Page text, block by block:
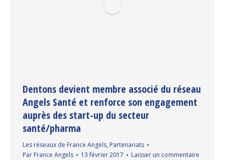
Dentons devient membre associé du réseau
Angels Santé et renforce son engagement
auprès des start-­up du secteur
santé/pharma
Les réseaux de France Angels, Partenariats
Par France Angels 13 février 2017 Laisser un commentaire